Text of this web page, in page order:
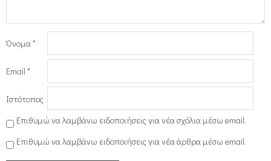
Όνομα*
Email *
Ιστότοπος
Επιθυμώ να λαμβάνω ειδοποιήσεις για νέα σχόλια μέσω email.
Επιθυμώ να λαμβάνω ειδοποιήσεις για νέα άρθρα μέσω email.